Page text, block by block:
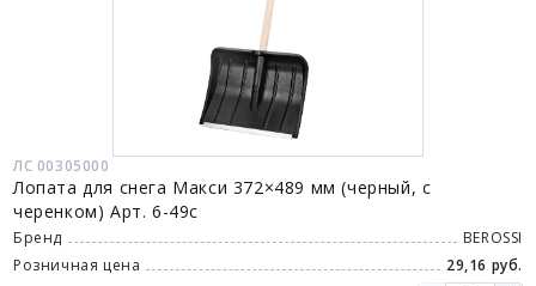
ЛС 00305000
Лопата для снега Макси 372×489 мм (черный, с
черенком) Арт. 6-49с
Бренд
BEROSSI
Розничная цена
29,16 руб.